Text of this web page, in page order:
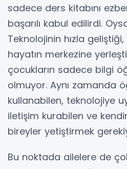
sadece ders kitabını
başarılı kabul edilirdi.
Teknolojinin hızla
hayatın merkezine
çocukların sadece bilgi
olmuyor. Aynı zamanda
kullanabilen, teknolojiye
iletişim kurabilen ve
bireyler yetiştirmek
Bu noktada ailelere de